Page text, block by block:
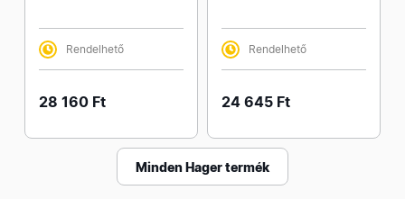
Rendelhető
28 160 Ft
Rendelhető
24 645 Ft
Minden Hager termék